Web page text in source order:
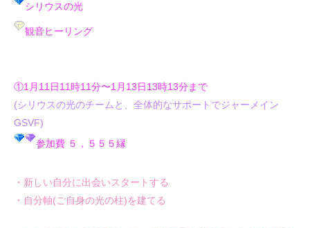
シリウスの光
観音ヒーリング
①1月11日11時11分〜1月13日13時13分まで
(シリウスの光のチームと、全体的なサポートでジャーメイン
GSVF)
参加費 ５，５５５縁
・新しい自分に出会いスタートする
・自分軸(ご自身の光の柱)を建てる